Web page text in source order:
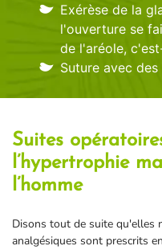
Exérèse de la
l'ouverture se
de l'aréole,
Suture avec
Suites
l’hypertrophie
l’homme
Disons tout de suite qu'elles
analgésiques sont prescrits